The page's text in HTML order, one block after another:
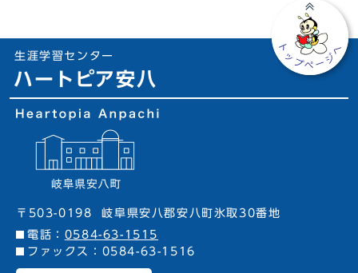
生涯学習センター
ハートピア安八
〒503-0198
岐阜県安八郡安八町氷取30番地
電話： 0584-63-1515
ファックス：0584-63-1516